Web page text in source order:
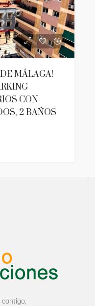
MÁLAGA!
CON
2 BAÑOS
contigo,